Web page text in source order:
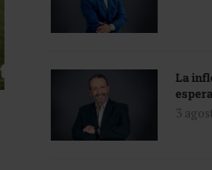
La
3